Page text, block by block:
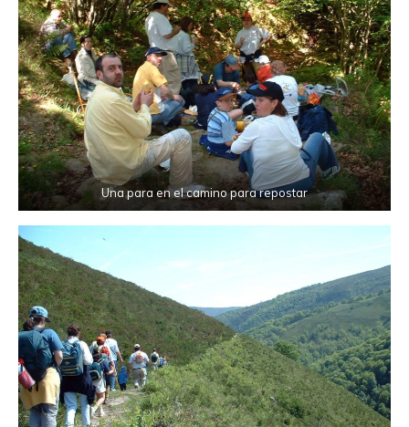
Una para en el camino para repostar